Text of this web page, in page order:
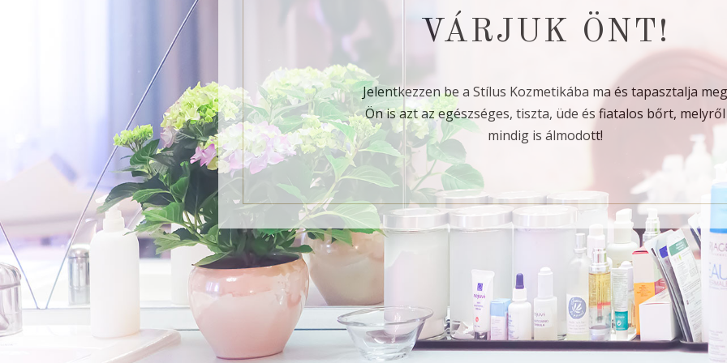
VÁRJUK ÖNT!
Jelentkezzen be a Stílus Kozmetikába ma és tapasztalja meg
Ön is azt az egészséges, tiszta, üde és fiatalos bőrt, melyről
mindig is álmodott!